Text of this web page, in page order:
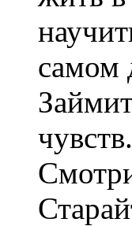
самом